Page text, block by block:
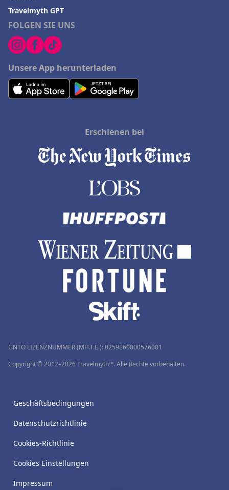
FOLGEN SIE UNS
Unsere App herunterladen
Travelmyth GPT
Erschienen bei
GNTO LIZENZNUMMER (MH.T.E.): 0259Ε60000576001
Copyright © 2012–2026 Travelmyth™. Alle Rechte vorbehalten.
Geschäftsbedingungen
Datenschutzrichtlinie
Cookies-Richtlinie
Cookies Einstellungen
Impressum